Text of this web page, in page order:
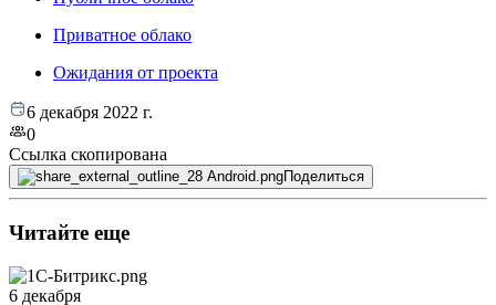
Приватное облако
Ожидания от проекта
6 декабря 2022 г.
0
Ссылка скопирована
Поделиться
Читайте еще
6 декабря